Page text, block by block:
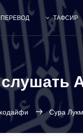
ТАФСИР
ПЕРЕВОД
Сура